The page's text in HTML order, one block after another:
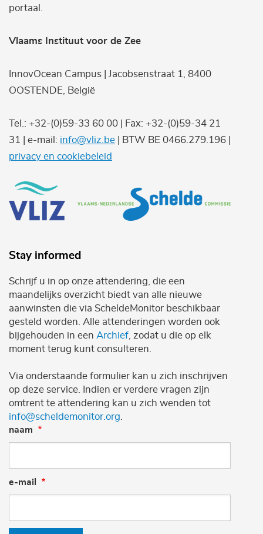
portaal.
Vlaams Instituut voor de Zee
InnovOcean Campus | Jacobsenstraat 1, 8400
OOSTENDE, België
Tel.: +32-(0)59-33 60 00 | Fax: +32-(0)59-34 21
31 | e-mail: info@vliz.be | BTW BE 0466.279.196 |
privacy en cookiebeleid
Stay informed
Schrijf u in op onze attendering, die een
maandelijks overzicht biedt van alle nieuwe
aanwinsten die via ScheldeMonitor beschikbaar
gesteld worden. Alle attenderingen worden ook
bijgehouden in een Archief , zodat u die op elk
moment terug kunt consulteren.
Via onderstaande formulier kan u zich inschrijven
op deze service. Indien er verdere vragen zijn
omtrent te attendering kan u zich wenden tot
info@scheldemonitor.org
naam
e-mail